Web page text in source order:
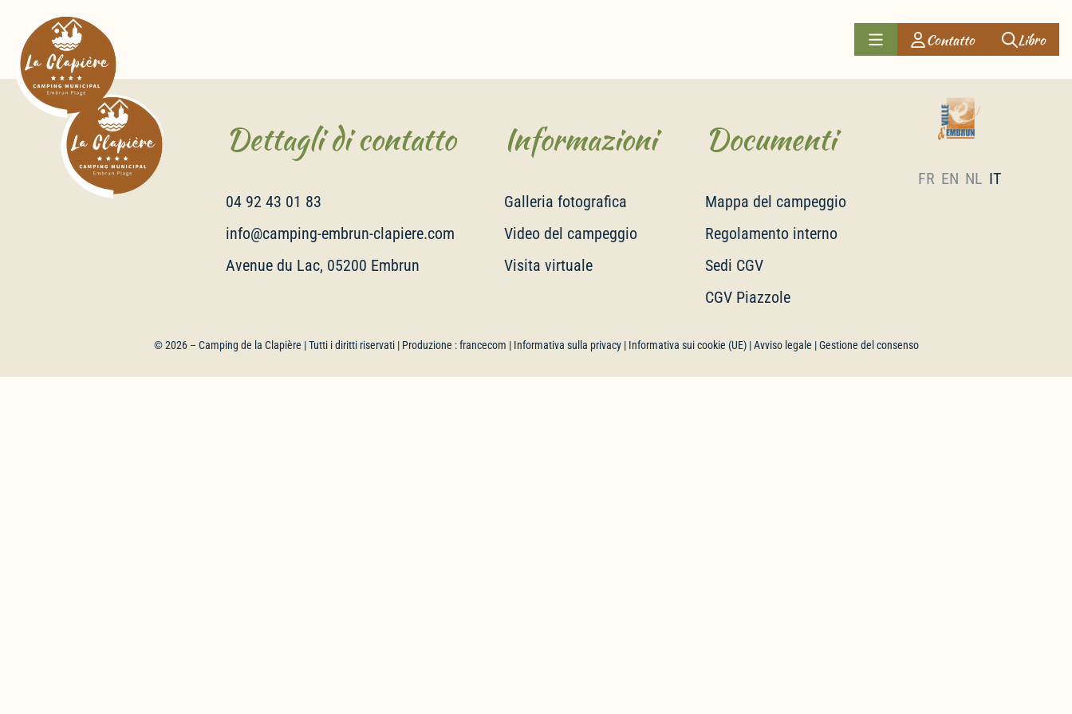
Contatto Libro
Dettagli di contatto
04 92 43 01 83
info@camping-embrun-clapiere.com
Avenue du Lac, 05200 Embrun
Informazioni
Galleria fotografica
Video del campeggio
Visita virtuale
Documenti
Mappa del campeggio
Regolamento interno
Sedi CGV
CGV Piazzole
FR EN NL IT
© 2026 – Camping de la Clapière | Tutti i diritti riservati | Produzione :francecom | Informativa sulla privacy| Informativa sui cookie (UE)|Avviso legale | Gestione del consenso